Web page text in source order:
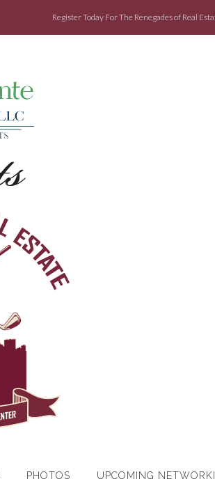
Register Today For The Renegades of Real
PHOTOS UPCOMING